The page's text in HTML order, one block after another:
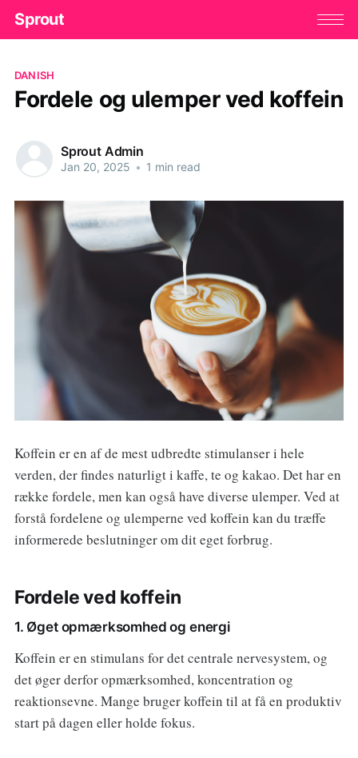
Sprout
DANISH
Fordele og ulemper ved koffein
Sprout Admin
Jan 20, 2025 • 1 min read
Koffein er en af de mest udbredte stimulanser i hele
verden, der findes naturligt i kaffe, te og kakao. Det har en
række fordele, men kan også have diverse ulemper. Ved at
forstå fordelene og ulemperne ved koffein kan du træffe
informerede beslutninger om dit eget forbrug.
Fordele ved koffein
1. Øget opmærksomhed og energi
Koffein er en stimulans for det centrale nervesystem, og
det øger derfor opmærksomhed, koncentration og
reaktionsevne. Mange bruger koffein til at få en produktiv
start på dagen eller holde fokus.